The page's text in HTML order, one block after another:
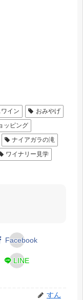
イン
おみやげ
ッピング
ナイアガラの滝
ワイナリー見学
Facebook
LINE
すん